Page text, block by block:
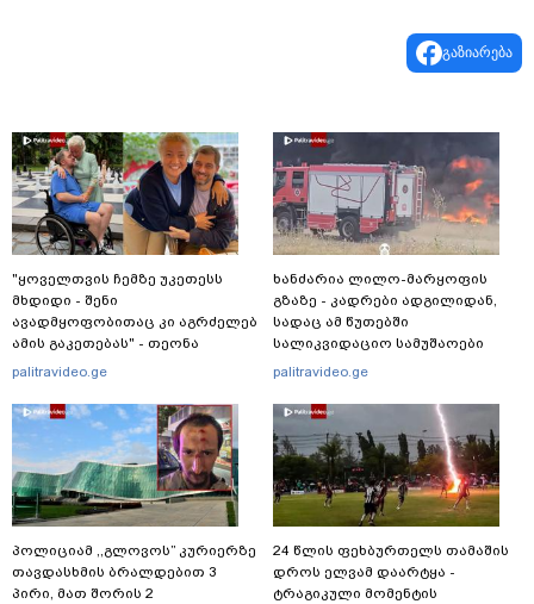
გაზიარება
"ყოველთვის ჩემზე უკეთესს
მხდიდი - შენი
ავადმყოფობითაც კი აგრძელებ
ამის გაკეთებას" - თეონა
კონტრიძე მეუღლეს ემოციურ
palitravideo.ge
პოლიციამ ,,გლოვოს” კურიერზე
თავდასხმის ბრალდებით 3
პირი, მათ შორის 2
ხანძარია ლილო-მარყოფის
გზაზე - კადრები ადგილიდან,
სადაც ამ წუთებში
სალიკვიდაციო სამუშაოები
მიმდინარეობს
palitravideo.ge
24 წლის ფეხბურთელს თამაშის
დროს ელვამ დაარტყა -
ტრაგიკული მომენტის